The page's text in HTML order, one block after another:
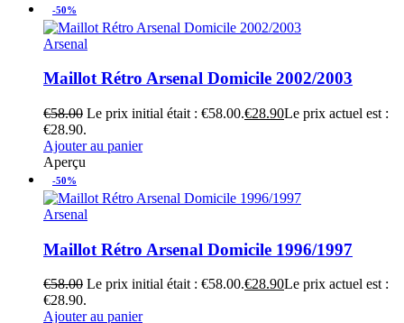
-50%
Arsenal
Maillot Rétro Arsenal Domicile 2002/2003
€58.00 Le prix initial était : €58.00.€28.90Le prix actuel est :
€28.90.
Ajouter au panier
Aperçu
-50%
Arsenal
Maillot Rétro Arsenal Domicile 1996/1997
€58.00 Le prix initial était : €58.00.€28.90Le prix actuel est :
€28.90.
Ajouter au panier